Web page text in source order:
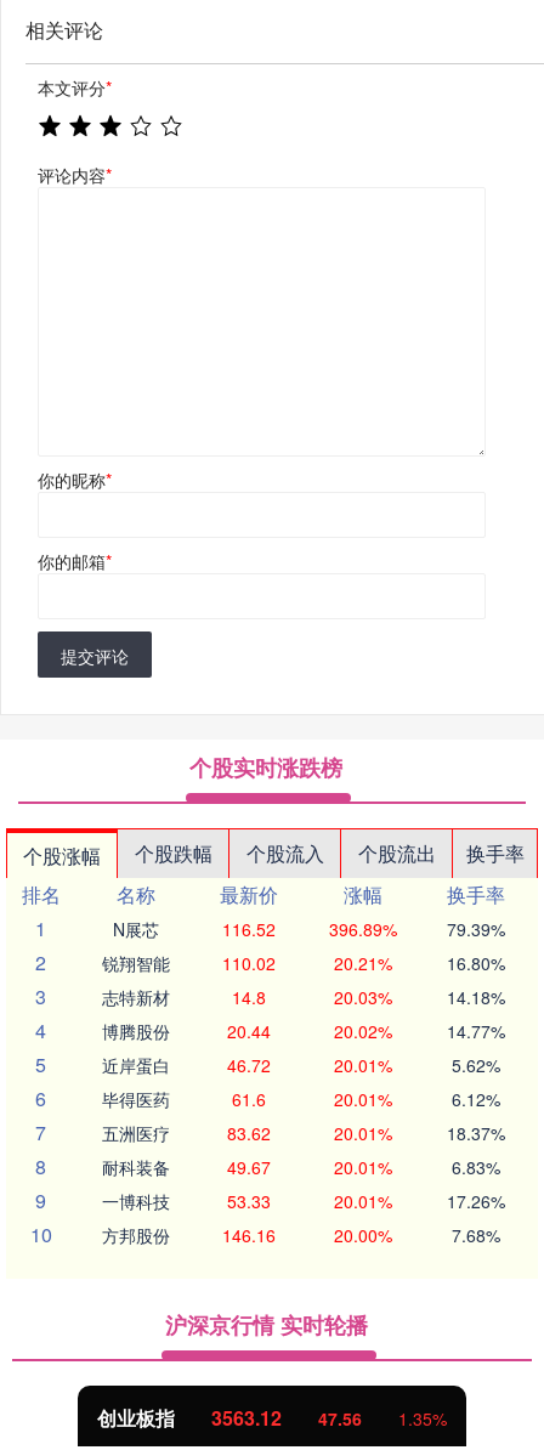
相关评论
本文评分*
评论内容*
你的昵称*
你的邮箱*
提交评论
个股实时涨跌榜
个股涨幅 个股跌幅 个股流入 个股流出
换手率
排名
名称 最新价 涨幅
换手率
1
N展芯 116.52 396.89% 79.39%
2 锐翔智能 110.02 20.21% 16.80%
3 志特新材 14.8 20.03% 14.18%
4 博腾股份 20.44 20.02% 14.77%
5 近岸蛋白 46.72 20.01% 5.62%
6 毕得医药 61.6 20.01% 6.12%
7 五洲医疗 83.62 20.01% 18.37%
8 耐科装备 49.67 20.01% 6.83%
9 一博科技 53.33 20.01% 17.26%
10 方邦股份 146.16 20.00% 7.68%
沪深京行情 实时轮播
创业板指 3563.12 47.56 1.35%